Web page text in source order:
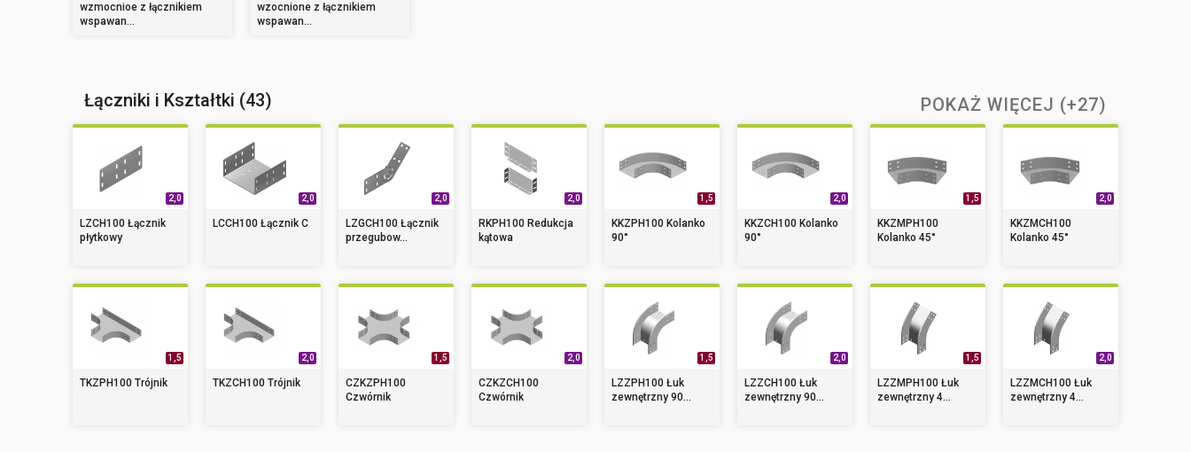
wzmocnioe z łącznikiem
wspawan...
wzocnione z łącznikiem
wspawan...
Łączniki i Kształtki (43) POKAŻ WIĘCEJ (+27)
2,0
LZCH100 Łącznik
płytkowy
2,0
LCCH100 Łącznik C
2,0
LZGCH100 Łącznik
przegubow...
2,0
RKPH100 Redukcja
kątowa
1,5
KKZPH100 Kolanko
90°
2,0
KKZCH100 Kolanko
90°
1,5
KKZMPH100
Kolanko 45°
2,0
KKZMCH100
Kolanko 45°
1,5
TKZPH100 Trójnik
2,0
TKZCH100 Trójnik
1,5
CZKZPH100
Czwórnik
2,0
CZKZCH100
Czwórnik
1,5
LZZPH100 Łuk
zewnętrzny 90...
2,0
LZZCH100 Łuk
zewnętrzny 90...
1,5
LZZMPH100 Łuk
zewnętrzny 4...
2,0
LZZMCH100 Łuk
zewnętrzny 4...